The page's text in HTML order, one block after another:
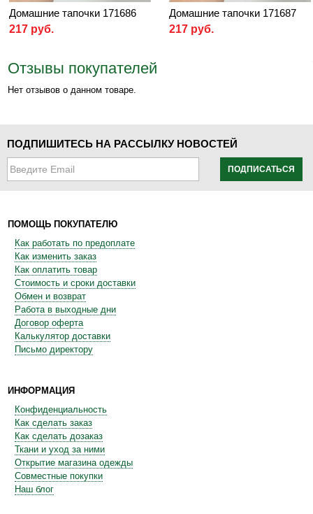
Домашние тапочки 171686
217 руб.
Домашние тапочки 171687
217 руб.
Отзывы покупателей
Нет отзывов о данном товаре.
ПОДПИШИТЕСЬ НА РАССЫЛКУ НОВОСТЕЙ
ПОДПИСАТЬСЯ
ПОМОЩЬ ПОКУПАТЕЛЮ
Как работать по предоплате
Как изменить заказ
Как оплатить товар
Стоимость и сроки доставки
Обмен и возврат
Работа в выходные дни
Договор оферта
Калькулятор доставки
Письмо директору
ИНФОРМАЦИЯ
Конфиденциальность
Как сделать заказ
Как сделать дозаказ
Ткани и уход за ними
Открытие магазина одежды
Совместные покупки
Наш блог